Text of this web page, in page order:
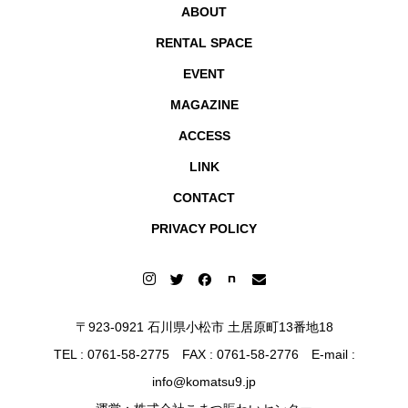
ABOUT
RENTAL SPACE
EVENT
MAGAZINE
ACCESS
LINK
CONTACT
PRIVACY POLICY
〒923-0921 石川県小松市 土居原町13番地18
TEL : 0761-58-2775FAX : 0761-58-2776 E-mail :
info@komatsu9.jp